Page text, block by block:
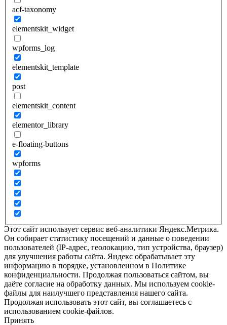
acf-taxonomy
elementskit_widget
wpforms_log
elementskit_template
post
elementskit_content
elementor_library
e-floating-buttons
wpforms
Этот сайт использует сервис веб-аналитики Яндекс.Метрика.
Он собирает статистику посещений и данные о поведении
пользователей (IP-адрес, геолокацию, тип устройства, браузер)
для улучшения работы сайта. Яндекс обрабатывает эту
информацию в порядке, установленном в Политике
конфиденциальности. Продолжая пользоваться сайтом, вы
даёте согласие на обработку данных. Мы используем cookie-
файлы для наилучшего представления нашего сайта.
Продолжая использовать этот сайт, вы соглашаетесь с
использованием cookie-файлов.
Принять